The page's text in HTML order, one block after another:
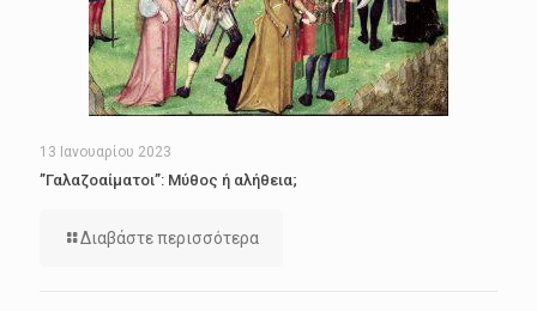
13 Ιανουαρίου 2023
”Γαλαζοαίματοι”: Μύθος ή αλήθεια;
Διαβάστε περισσότερα